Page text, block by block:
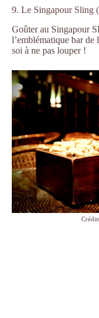
9. Le Singapour Sling (
Goûter au Singapour
l’emblématique bar de
soi à ne pas louper !